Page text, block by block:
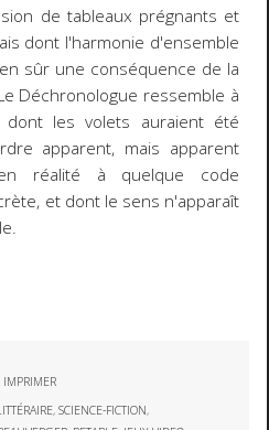
de tableaux prégnants et
dont l'harmonie d'ensemble
sûr une conséquence de la
Déchronologue ressemble à
les volets auraient été
apparent, mais apparent
réalité à quelque code
et dont le sens n'apparaît
IMPRIMER
,SCIENCE-FICTION,